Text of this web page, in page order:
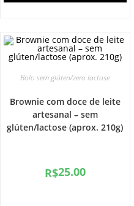
Bolo sem glúten/zero lactose
Brownie com doce de leite
artesanal – sem
glúten/lactose (aprox. 210g)
R$25.00